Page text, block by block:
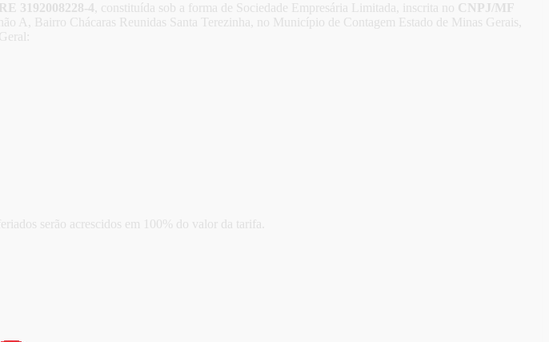
3192008228-4 , constituída sob a forma de Sociedade Empresária Limitada, inscrita no CNPJ/MF
A, Bairro Chácaras Reunidas Santa Terezinha, no Município de Contagem Estado de Minas Gerais,
serão acrescidos em 100% do valor da tarifa.